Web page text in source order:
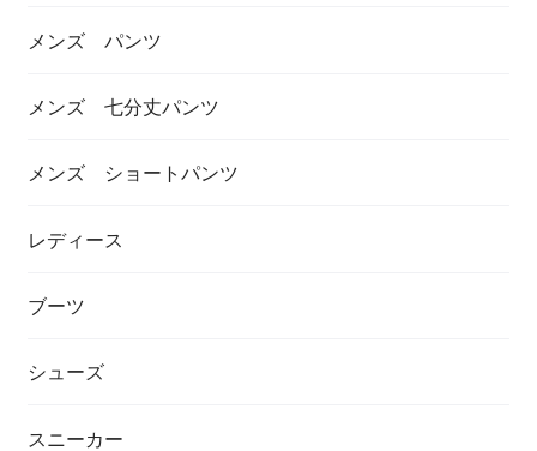
メンズ パンツ
メンズ 七分丈パンツ
メンズ ショートパンツ
レディース
ブーツ
シューズ
スニーカー